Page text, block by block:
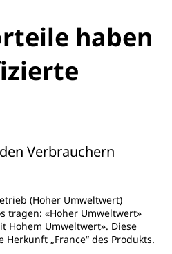
haben
Verbrauchern
(Hoher Umweltwert)
tragen: «Hoher Umweltwert»
Hohem Umweltwert». Diese
„France“ des Produkts.